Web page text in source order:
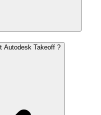
Autodesk Takeoff ?